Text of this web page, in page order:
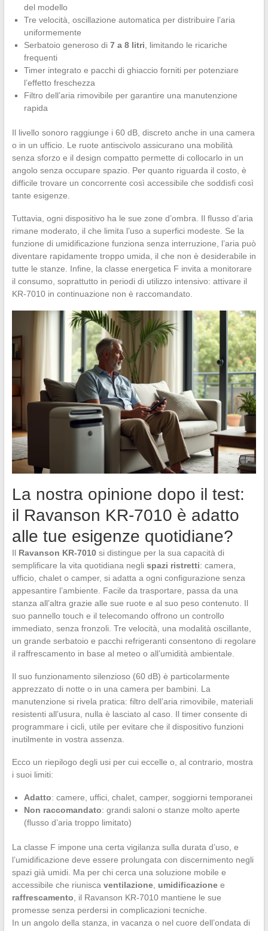
del modello
Tre velocità, oscillazione automatica per distribuire l’aria
uniformemente
Serbatoio generoso di 7 a 8 litri , limitando le ricariche
frequenti
Timer integrato e pacchi di ghiaccio forniti per potenziare
l’effetto freschezza
Filtro dell’aria rimovibile per garantire una manutenzione
rapida
Il livello sonoro raggiunge i 60 dB, discreto anche in una camera
o in un ufficio. Le ruote antiscivolo assicurano una mobilità
senza sforzo e il design compatto permette di collocarlo in un
angolo senza occupare spazio. Per quanto riguarda il costo, è
difficile trovare un concorrente così accessibile che soddisfi così
tante esigenze.
Tuttavia, ogni dispositivo ha le sue zone d’ombra. Il flusso d’aria
rimane moderato, il che limita l’uso a superfici modeste. Se la
funzione di umidificazione funziona senza interruzione, l’aria può
diventare rapidamente troppo umida, il che non è desiderabile in
tutte le stanze. Infine, la classe energetica F invita a monitorare
il consumo, soprattutto in periodi di utilizzo intensivo: attivare il
KR-7010 in continuazione non è raccomandato.
La nostra opinione dopo il test:
il Ravanson KR-7010 è adatto
alle tue esigenze quotidiane?
Il Ravanson KR-7010si distingue per la sua capacità di
semplificare la vita quotidiana negli spazi ristretti: camera,
ufficio, chalet o camper, si adatta a ogni configurazione senza
appesantire l’ambiente. Facile da trasportare, passa da una
stanza all’altra grazie alle sue ruote e al suo peso contenuto. Il
suo pannello touch e il telecomando offrono un controllo
immediato, senza fronzoli. Tre velocità, una modalità oscillante,
un grande serbatoio e pacchi refrigeranti consentono di regolare
il raffrescamento in base al meteo o all’umidità ambientale.
Il suo funzionamento silenzioso (60 dB) è particolarmente
apprezzato di notte o in una camera per bambini. La
manutenzione si rivela pratica: filtro dell’aria rimovibile, materiali
resistenti all’usura, nulla è lasciato al caso. Il timer consente di
programmare i cicli, utile per evitare che il dispositivo funzioni
inutilmente in vostra assenza.
Ecco un riepilogo degli usi per cui eccelle o, al contrario, mostra
i suoi limiti:
Adatto: camere, uffici, chalet, camper, soggiorni temporanei
Non raccomandato: grandi saloni o stanze molto aperte
(flusso d’aria troppo limitato)
La classe F impone una certa vigilanza sulla durata d’uso, e
l’umidificazione deve essere prolungata con discernimento negli
spazi già umidi. Ma per chi cerca una soluzione mobile e
accessibile che riunisca ventilazione, umidificazionee
raffrescamento , il Ravanson KR-7010 mantiene le sue
promesse senza perdersi in complicazioni tecniche.
In un angolo della stanza, in vacanza o nel cuore dell’ondata di